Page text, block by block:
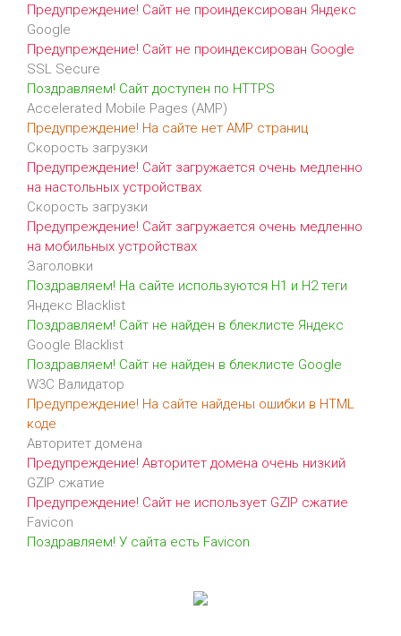
Предупреждение! Сайт не проиндексирован Яндекс
Google
Предупреждение! Сайт не проиндексирован Google
SSL Secure
Поздравляем! Сайт доступен по HTTPS
Accelerated Mobile Pages (AMP)
Предупреждение! На сайте нет AMP страниц
Скорость загрузки
Предупреждение! Сайт загружается очень медленно
на настольных устройствах
Скорость загрузки
Предупреждение! Сайт загружается очень медленно
на мобильных устройствах
Заголовки
Поздравляем! На сайте используются H1 и H2 теги
Яндекс Blacklist
Поздравляем! Сайт не найден в блеклисте Яндекс
Google Blacklist
Поздравляем! Сайт не найден в блеклисте Google
W3C Валидатор
Предупреждение! На сайте найдены ошибки в HTML
коде
Авторитет домена
Предупреждение! Авторитет домена очень низкий
GZIP сжатие
Предупреждение! Сайт не использует GZIP сжатие
Favicon
Поздравляем! У сайта есть Favicon